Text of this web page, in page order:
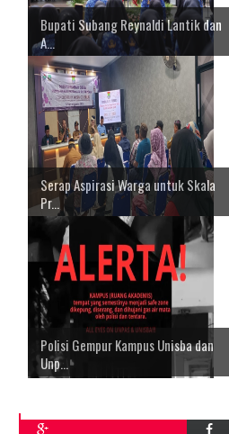
Bupati Subang Reynaldi Lantik dan
A...
Serap Aspirasi Warga untuk Skala
Pr...
Polisi Gempur Kampus Unisba dan
Unp...